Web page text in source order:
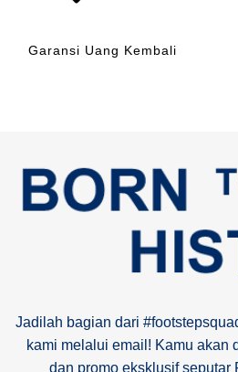
Garansi Uang Kembali
Jadilah bagian dari
kami melalui email! Kamu akan
dan promo eksklusif seputar